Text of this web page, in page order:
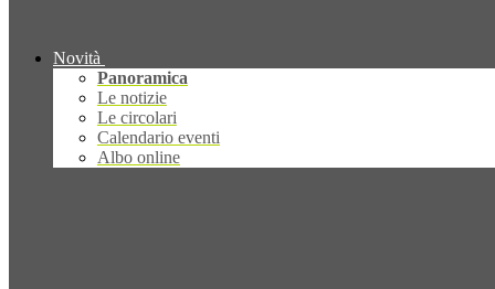
Novità
Panoramica
Le notizie
Le circolari
Calendario eventi
Albo online